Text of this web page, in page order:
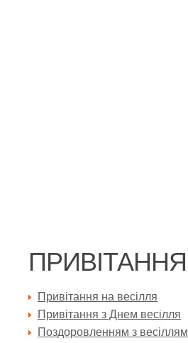
ПРИВІТАННЯ
Привітання на весілля
Привітання з Днем весілля
Поздоровленням з весіллям